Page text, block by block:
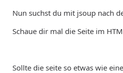
Nun suchst du mit jsoup nach
Schaue dir mal die Seite im
Sollte die seite so etwas wie